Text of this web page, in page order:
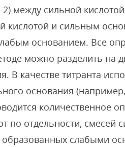
между сильной
кислотой и сильным
основанием. Все
можно разделить на
В качестве титранта
основания
количественное
по отдельности, смесей
образованных слабыми